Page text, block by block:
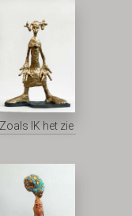
Zoals IK het zie